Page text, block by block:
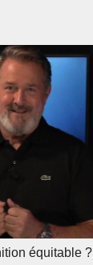
équitable ?